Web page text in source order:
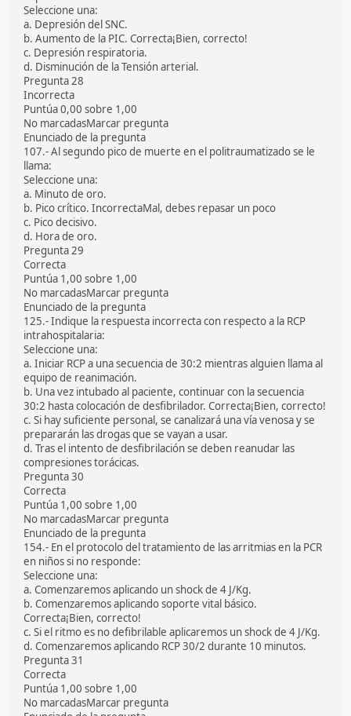
Seleccione una:
a. Depresión del SNC.
b. Aumento de la PIC. Correcta¡Bien, correcto!
c. Depresión respiratoria.
d. Disminución de la Tensión arterial.
Pregunta 28
Incorrecta
Puntúa 0,00 sobre 1,00
No marcadasMarcar pregunta
Enunciado de la pregunta
107.- Al segundo pico de muerte en el politraumatizado se le
llama:
Seleccione una:
a. Minuto de oro.
b. Pico crítico. IncorrectaMal, debes repasar un poco
c. Pico decisivo.
d. Hora de oro.
Pregunta 29
Correcta
Puntúa 1,00 sobre 1,00
No marcadasMarcar pregunta
Enunciado de la pregunta
125.- Indique la respuesta incorrecta con respecto a la RCP
intrahospitalaria:
Seleccione una:
a. Iniciar RCP a una secuencia de 30:2 mientras alguien llama al
equipo de reanimación.
b. Una vez intubado al paciente, continuar con la secuencia
30:2 hasta colocación de desfibrilador. Correcta¡Bien, correcto!
c. Si hay suficiente personal, se canalizará una vía venosa y se
prepararán las drogas que se vayan a usar.
d. Tras el intento de desfibrilación se deben reanudar las
compresiones torácicas.
Pregunta 30
Correcta
Puntúa 1,00 sobre 1,00
No marcadasMarcar pregunta
Enunciado de la pregunta
154.- En el protocolo del tratamiento de las arritmias en la PCR
en niños si no responde:
Seleccione una:
a. Comenzaremos aplicando un shock de 4 J/Kg.
b. Comenzaremos aplicando soporte vital básico.
Correcta¡Bien, correcto!
c. Si el ritmo es no defibrilable aplicaremos un shock de 4 J/Kg.
d. Comenzaremos aplicando RCP 30/2 durante 10 minutos.
Pregunta 31
Correcta
Puntúa 1,00 sobre 1,00
No marcadasMarcar pregunta